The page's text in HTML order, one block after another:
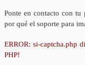
Ponte en contacto con tu
por qué el soporte para
ERROR: si-captcha.php
PHP!